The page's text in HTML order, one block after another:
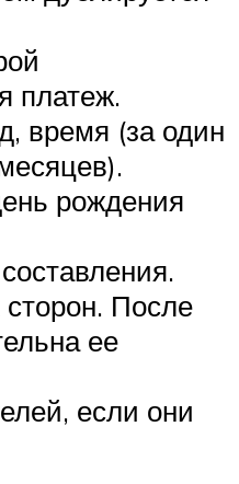
платеж.
время (за один
рождения
После
ее
если они